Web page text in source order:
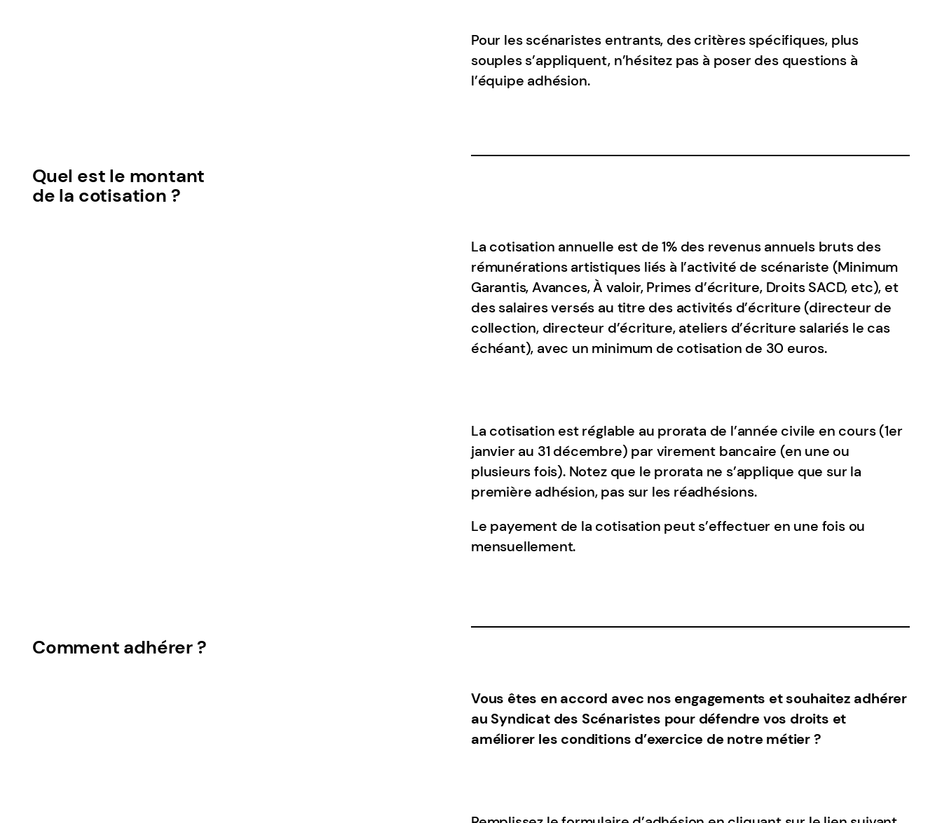
Pour les scénaristes entrants, des critères spécifiques, plus
souples s’appliquent, n’hésitez pas à poser des questions à
l’équipe adhésion.
Quel est le montant
de la cotisation ?
La cotisation annuelle est de 1% des revenus annuels bruts des
rémunérations artistiques liés à l’activité de scénariste (Minimum
Garantis, Avances, À valoir, Primes d’écriture, Droits SACD, etc), et
des salaires versés au titre des activités d’écriture (directeur de
collection, directeur d’écriture, ateliers d’écriture salariés le cas
échéant), avec un minimum de cotisation de 30 euros.
La cotisation est réglable au prorata de l’année civile en cours (1er
janvier au 31 décembre) par virement bancaire (en une ou
plusieurs fois). Notez que le prorata ne s’applique que sur la
première adhésion, pas sur les réadhésions.
Le payement de la cotisation peut s’effectuer en une fois ou
mensuellement.
Comment adhérer ?
Vous êtes en accord avec nos engagements et souhaitez adhérer
au Syndicat des Scénaristes pour défendre vos droits et
améliorer les conditions d’exercice de notre métier ?